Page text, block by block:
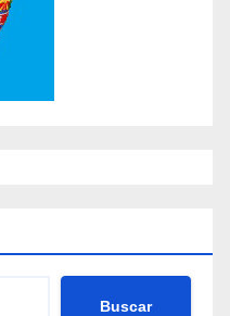
Buscar